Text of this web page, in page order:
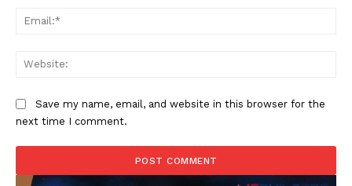
Save my name, email, and website in this browser for the
next time I comment.